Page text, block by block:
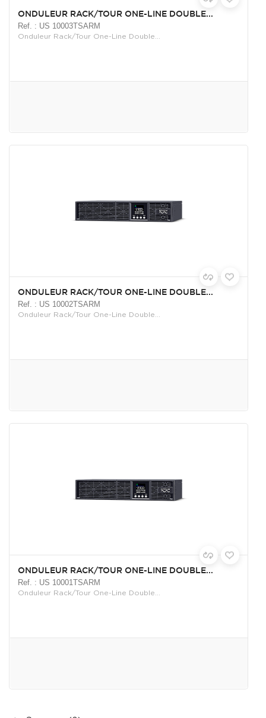
ONDULEUR RACK/TOUR ONE-LINE DOUBLE...
Ref. : US 10003TSARM
Onduleur Rack/Tour One-Line Double...
ONDULEUR RACK/TOUR ONE-LINE DOUBLE...
Ref. : US 10002TSARM
Onduleur Rack/Tour One-Line Double...
ONDULEUR RACK/TOUR ONE-LINE DOUBLE...
Ref. : US 10001TSARM
Onduleur Rack/Tour One-Line Double...